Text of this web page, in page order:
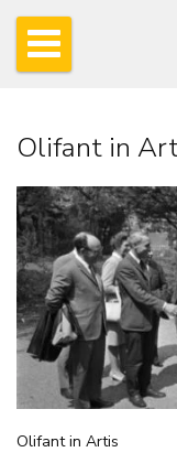
Olifant in
Olifant in Artis